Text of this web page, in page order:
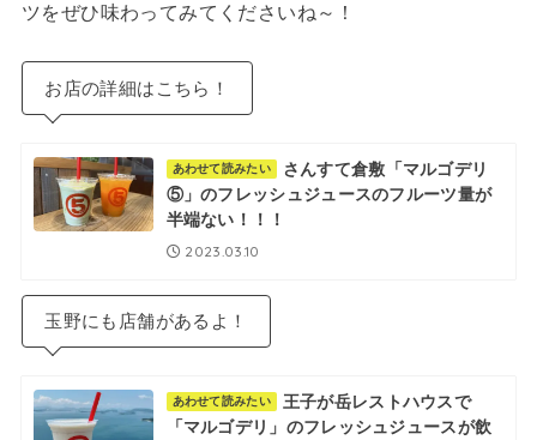
ツをぜひ味わってみてくださいね～！
お店の詳細はこちら！
あわせて読みたい
さんすて倉敷「マルゴデリ
⑤」のフレッシュジュースのフルーツ量が
半端ない！！！
2023.03.10
玉野にも店舗があるよ！
あわせて読みたい
王子が岳レストハウスで
「マルゴデリ」のフレッシュジュースが飲